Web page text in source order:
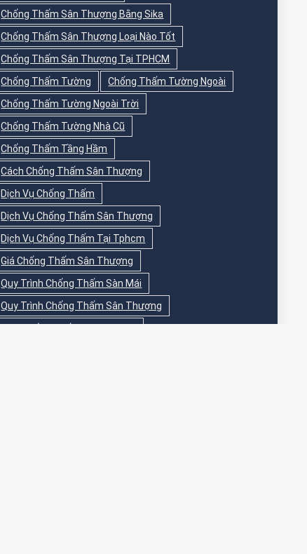
Chống Thấm Sân Thượng Bằng Sika
Chống Thấm Sân Thượng Loại Nào Tốt
Chống Thấm Sân Thượng Tại TPHCM
Chống Thấm Tường
Chống Thấm Tường Ngoài
Chống Thấm Tường Ngoài Trời
Chống Thấm Tường Nhà Cũ
Chống Thấm Tầng Hầm
Cách Chống Thấm Sân Thượng
Dịch Vụ Chống Thấm
Dịch Vụ Chống Thấm Sân Thượng
Dịch Vụ Chống Thấm Tại Tphcm
Giá Chống Thấm Sân Thượng
Quy Trình Chống Thấm Sàn Mái
Quy Trình Chống Thấm Sân Thượng